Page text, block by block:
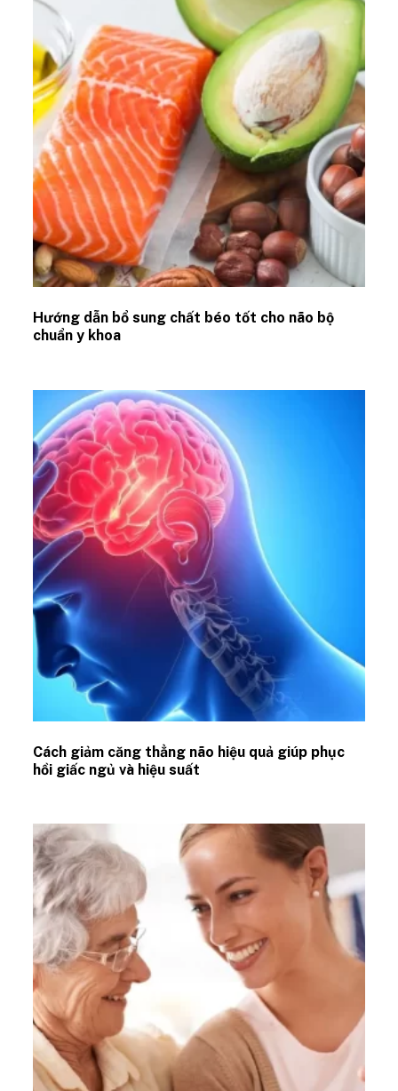
Hướng dẫn bổ sung chất béo tốt cho não bộ
chuẩn y khoa
Cách giảm căng thẳng não hiệu quả giúp phục
hồi giấc ngủ và hiệu suất